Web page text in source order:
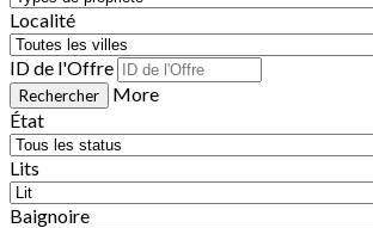
Localité
ID de l'Offre
More
État
Lits
Baignoire